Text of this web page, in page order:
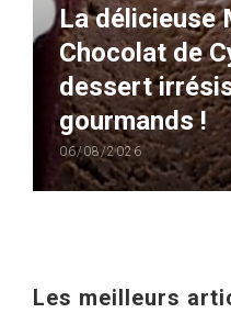
La délicieuse
Chocolat de
dessert
gourmands !
06/08/2026
Les meilleurs